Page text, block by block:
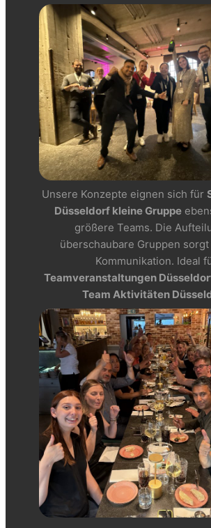
Unsere Konzepte eignen sich für
Düsseldorf kleine Gruppe
größere Teams. Die
überschaubare Gruppen
Kommunikation. Ideal
Teamveranstaltungen
Team Aktivitäten